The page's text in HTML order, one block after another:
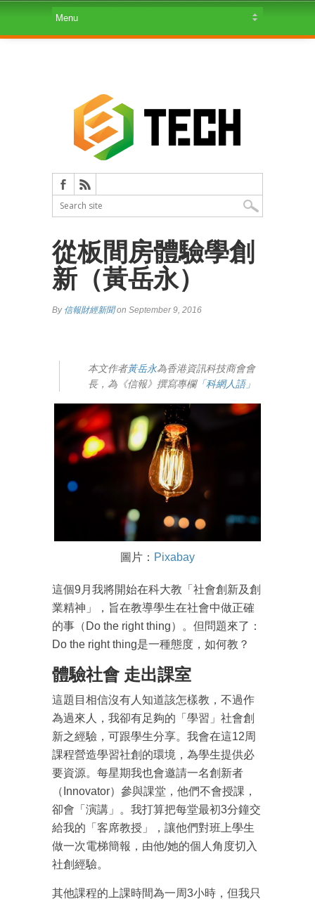
從板間房體驗學創
新（黃岳永）
By 信報財經新聞on September 9, 2016
本文作者黃岳永為香港資訊科技商會會
長，為《信報》撰寫專欄「科網人語」
圖片： Pixabay
這個9月我將開始在科大教「社會創新及創
業精神」，旨在教導學生在社會中做正確
的事（Do the right thing）。但問題來了：
Do the right thing是一種態度，如何教？
體驗社會 走出課室
這題目相信沒有人知道該怎樣教，不過作
為過來人，我卻有足夠的「學習」社會創
新之經驗，可跟學生分享。我會在這12周
課程營造學習社創的環境，為學生提供必
要資源。每星期我也會邀請一名創新者
（Innovator）參與課堂，他們不會授課，
卻會「演講」。我打算把每堂最初3分鐘交
給我的「客席教授」，讓他們對班上學生
做一次電梯簡報，由他/她的個人角度切入
社創經驗。
其他課程的上課時間為一周3小時，但我只